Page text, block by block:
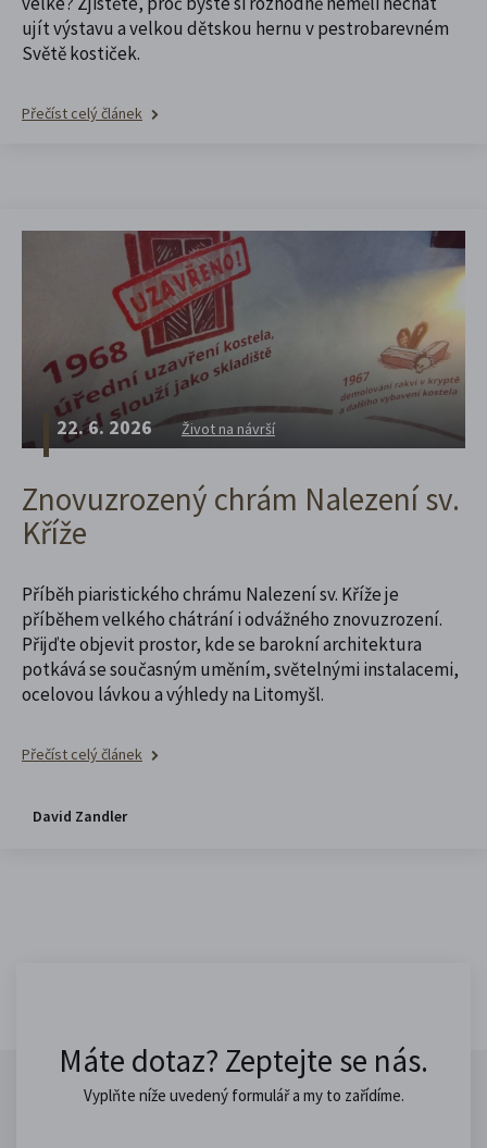
ujít výstavu a velkou dětskou hernu v pestrobarevném
Světě kostiček.
Přečíst celý článek
22. 6. 2026 Život na návrší
Znovuzrozený chrám Nalezení sv.
Kříže
Příběh piaristického chrámu Nalezení sv. Kříže je
příběhem velkého chátrání i odvážného znovuzrození.
Přijďte objevit prostor, kde se barokní architektura
potkává se současným uměním, světelnými instalacemi,
ocelovou lávkou a výhledy na Litomyšl.
Přečíst celý článek
David Zandler
Máte dotaz? Zeptejte se nás.
Vyplňte níže uvedený formulář a my to zařídíme.